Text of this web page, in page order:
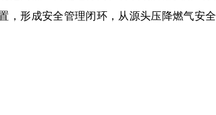
，形成安全管理闭环，从源头压降燃气安全